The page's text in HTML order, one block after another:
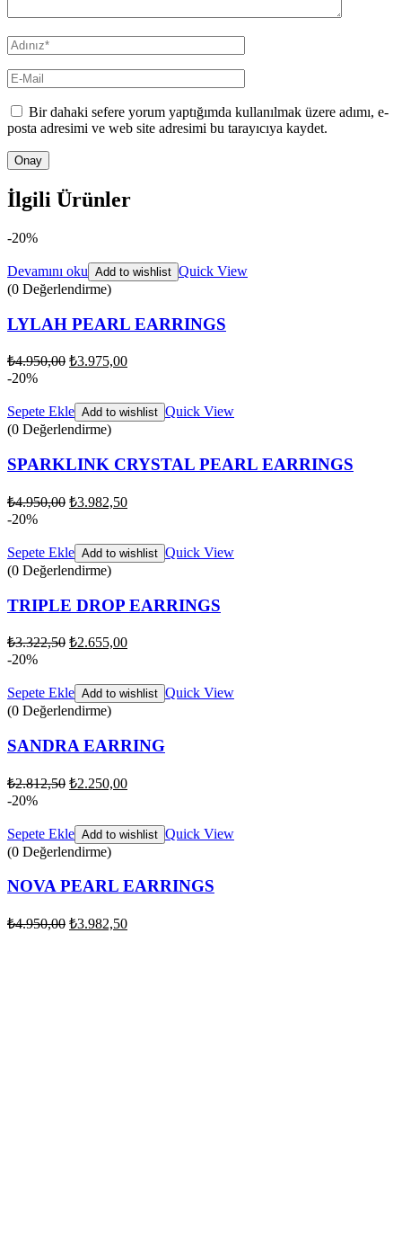
Bir dahaki sefere yorum yaptığımda kullanılmak üzere adımı, e-
posta adresimi ve web site adresimi bu tarayıcıya kaydet.
İlgili Ürünler
-20%
Devamını oku Add to wishlist Quick View
(0 Değerlendirme)
LYLAH PEARL EARRINGS
₺4.950,00 ₺3.975,00
-20%
Sepete Ekle Add to wishlist Quick View
(0 Değerlendirme)
SPARKLINK CRYSTAL PEARL EARRINGS
₺4.950,00 ₺3.982,50
-20%
Sepete Ekle Add to wishlist Quick View
(0 Değerlendirme)
TRIPLE DROP EARRINGS
₺3.322,50 ₺2.655,00
-20%
Sepete Ekle Add to wishlist Quick View
(0 Değerlendirme)
SANDRA EARRING
₺2.812,50 ₺2.250,00
-20%
Sepete Ekle Add to wishlist Quick View
(0 Değerlendirme)
NOVA PEARL EARRINGS
₺4.950,00 ₺3.982,50